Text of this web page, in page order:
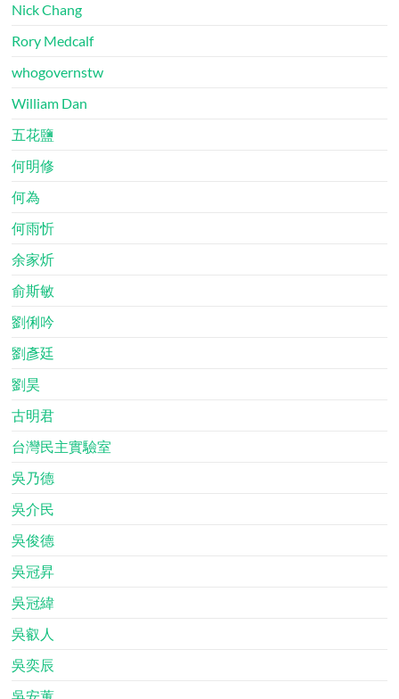
Nick Chang
Rory Medcalf
whogovernstw
William Dan
五花鹽
何明修
何為
何雨忻
余家炘
俞斯敏
劉俐吟
劉彥廷
劉昊
古明君
台灣民主實驗室
吳乃德
吳介民
吳俊德
吳冠昇
吳冠緯
吳叡人
吳奕辰